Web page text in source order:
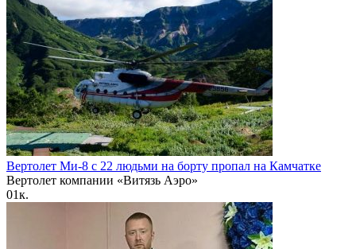
Вертолет Ми-8 с 22 людьми на борту пропал на Камчатке
Вертолет компании «Витязь Аэро»
01к.